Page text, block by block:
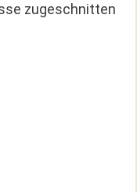
zugeschnitten